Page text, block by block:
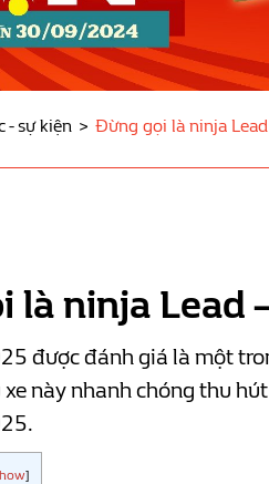
- sự kiện Đừng gọi là ninja
là ninja Lead
được đánh giá là một
xe này nhanh chóng thu
]